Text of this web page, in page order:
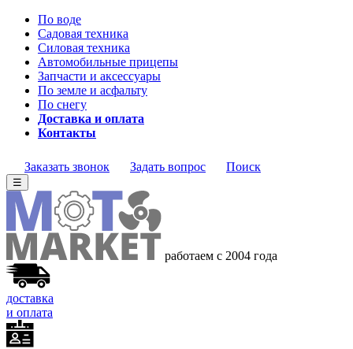
По воде
Садовая техника
Силовая техника
Автомобильные прицепы
Запчасти и аксессуары
По земле и асфальту
По снегу
Доставка и оплата
Контакты
Заказать звонок Задать вопрос Поиск
☰
работаем с 2004 года
доставка
и оплата